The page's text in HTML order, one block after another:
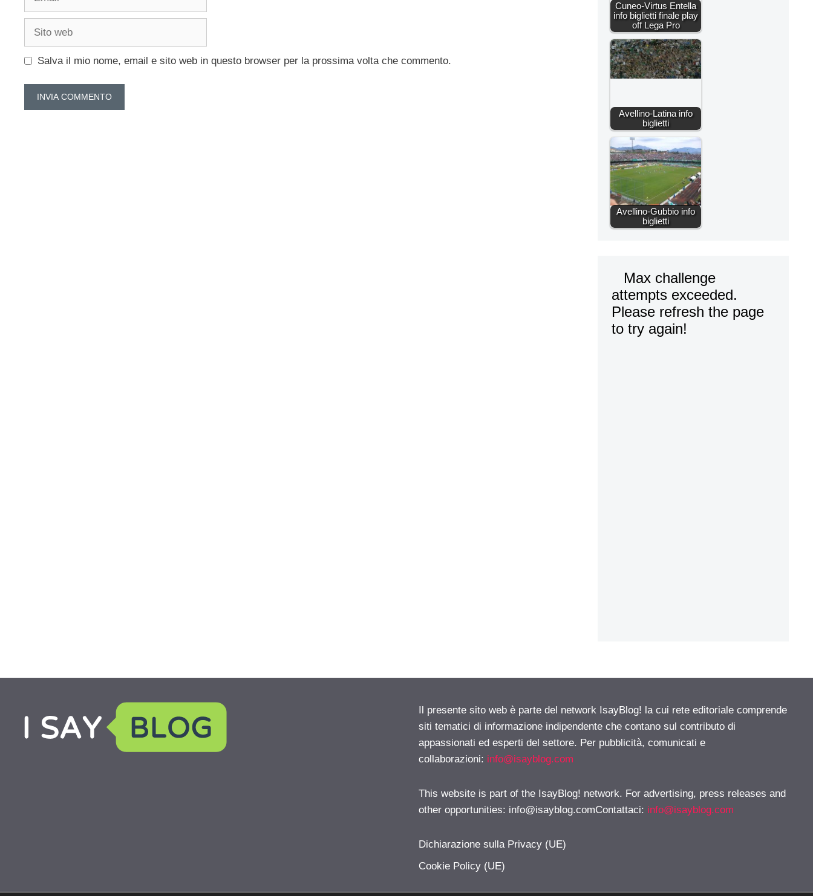
Salva il mio nome, email e sito web in questo browser per la prossima volta che commento.
Cuneo-Virtus Entella
info biglietti finale play
off Lega Pro
Avellino-Latina info
biglietti
Avellino-Gubbio info
biglietti
Il presente sito web è parte del network IsayBlog! la cui rete editoriale comprende
siti tematici di informazione indipendente che contano sul contributo di
appassionati ed esperti del settore. Per pubblicità, comunicati e
collaborazioni: info@isayblog.com
This website is part of the IsayBlog! network. For advertising, press releases and
other opportunities: info@isayblog.comContattaci: info@isayblog.com
Dichiarazione sulla Privacy (UE)
Cookie Policy (UE)